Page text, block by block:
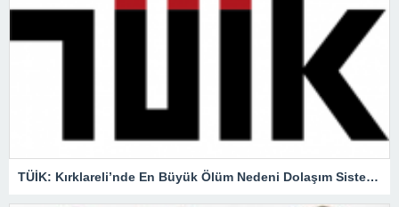
TÜİK: Kırklareli’nde En Büyük Ölüm Nedeni Dolaşım Sistemi Hastalıkları